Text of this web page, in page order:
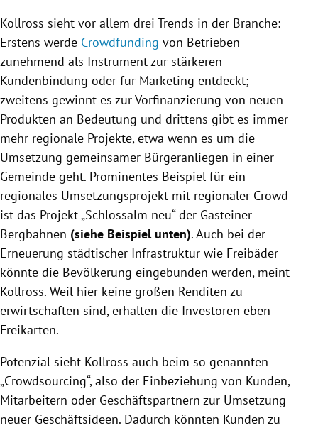
Kollross sieht vor allem drei Trends in der Branche:
Erstens werde Crowdfunding von Betrieben
zunehmend als Instrument zur stärkeren
Kundenbindung oder für Marketing entdeckt;
zweitens gewinnt es zur Vorfinanzierung von neuen
Produkten an Bedeutung und drittens gibt es immer
mehr regionale Projekte, etwa wenn es um die
Umsetzung gemeinsamer Bürgeranliegen in einer
Gemeinde geht. Prominentes Beispiel für ein
regionales Umsetzungsprojekt mit regionaler Crowd
ist das Projekt „Schlossalm neu“ der Gasteiner
Bergbahnen (siehe Beispiel unten). Auch bei der
Erneuerung städtischer Infrastruktur wie Freibäder
könnte die Bevölkerung eingebunden werden, meint
Kollross. Weil hier keine großen Renditen zu
erwirtschaften sind, erhalten die Investoren eben
Freikarten.
Potenzial sieht Kollross auch beim so genannten
„Crowdsourcing“, also der Einbeziehung von Kunden,
Mitarbeitern oder Geschäftspartnern zur Umsetzung
neuer Geschäftsideen. Dadurch könnten Kunden zu